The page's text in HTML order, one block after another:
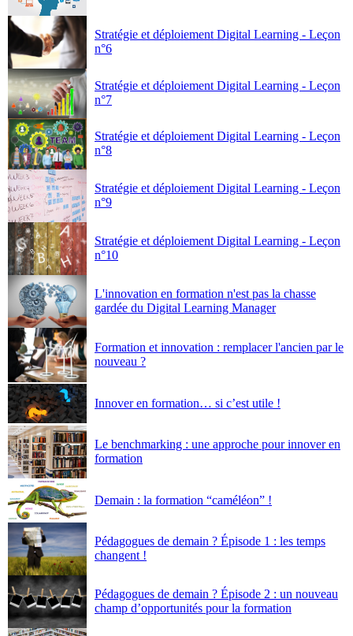
Stratégie et déploiement Digital Learning - Leçon
n°6
Stratégie et déploiement Digital Learning - Leçon
n°7
Stratégie et déploiement Digital Learning - Leçon
n°8
Stratégie et déploiement Digital Learning - Leçon
n°9
Stratégie et déploiement Digital Learning - Leçon
n°10
L'innovation en formation n'est pas la chasse
gardée du Digital Learning Manager
Formation et innovation : remplacer l'ancien par le
nouveau ?
Innover en formation… si c’est utile !
Le benchmarking : une approche pour innover en
formation
Demain : la formation “caméléon” !
Pédagogues de demain ? Épisode 1 : les temps
changent !
Pédagogues de demain ? Épisode 2 : un nouveau
champ d’opportunités pour la formation